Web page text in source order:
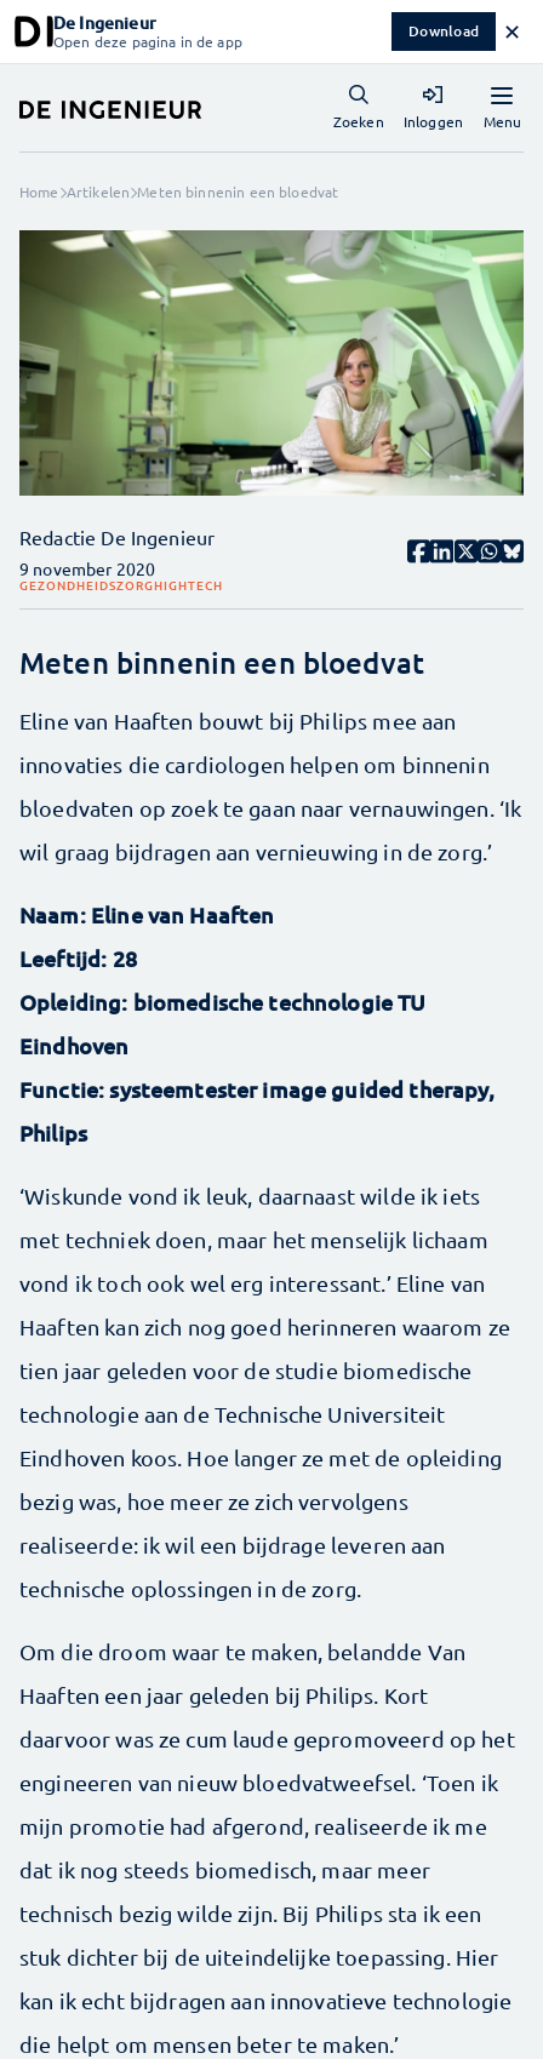
De Ingenieur
Open deze pagina in de app Download ✕
Menu
Zoeken Inloggen
Home Artikelen Meten binnenin een bloedvat
Redactie De Ingenieur
9 november 2020
GEZONDHEIDSZORGHIGHTECH
Meten binnenin een bloedvat
Eline van Haaften bouwt bij Philips mee aan
innovaties die cardiologen helpen om binnenin
bloedvaten op zoek te gaan naar vernauwingen. ‘Ik
wil graag bijdragen aan vernieuwing in de zorg.’
Naam: Eline van Haaften
Leeftijd: 28
Opleiding: biomedische technologie TU
Eindhoven
Functie: systeemtester image guided therapy,
Philips
‘Wiskunde vond ik leuk, daarnaast wilde ik iets
met techniek doen, maar het menselijk lichaam
vond ik toch ook wel erg interessant.’ Eline van
Haaften kan zich nog goed herinneren waarom ze
tien jaar geleden voor de studie biomedische
technologie aan de Technische Universiteit
Eindhoven koos. Hoe langer ze met de opleiding
bezig was, hoe meer ze zich vervolgens
realiseerde: ik wil een bijdrage leveren aan
technische oplossingen in de zorg.
Om die droom waar te maken, belandde Van
Haaften een jaar geleden bij Philips. Kort
daarvoor was ze cum laude gepromoveerd op het
engineeren van nieuw bloedvatweefsel. ‘Toen ik
mijn promotie had afgerond, realiseerde ik me
dat ik nog steeds biomedisch, maar meer
technisch bezig wilde zijn. Bij Philips sta ik een
stuk dichter bij de uiteindelijke toepassing. Hier
kan ik echt bijdragen aan innovatieve technologie
die helpt om mensen beter te maken.’